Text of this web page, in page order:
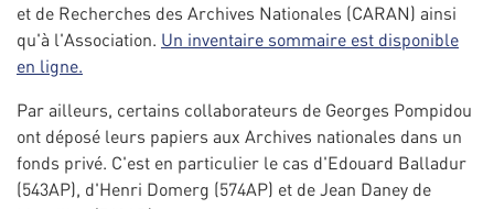
et de Recherches des Archives Nationales (CARAN) ainsi
qu'à l'Association. Un inventaire sommaire est disponible
en ligne.
Par ailleurs, certains collaborateurs de Georges Pompidou
ont déposé leurs papiers aux Archives nationales dans un
fonds privé. C'est en particulier le cas d'Edouard Balladur
(543AP), d'Henri Domerg (574AP) et de Jean Daney de